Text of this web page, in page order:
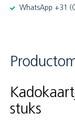
WhatsApp +31
stuks